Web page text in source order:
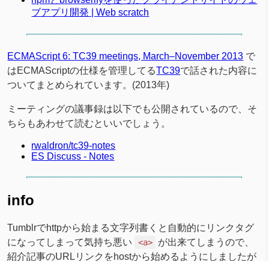
ブアプリ開発 | Web scratch
ECMAScript 6: TC39 meetings, March–November 2013 で
はECMAScriptの仕様を管理してるTC39で話された内容に
ついてまとめられています。(2013年)
ミーティングの議事録は以下でも公開されているので、そ
ちらもあわせて読むといいでしょう。
rwaldron/tc39-notes
ES Discuss - Notes
info
Tumblrでhttpから始まる文字列書くと自動的にリンクタグ
になってしまって気持ち悪い
<a>
が出来てしまうので、
紹介記事のURLリンクをhostから始めるようにしましたが